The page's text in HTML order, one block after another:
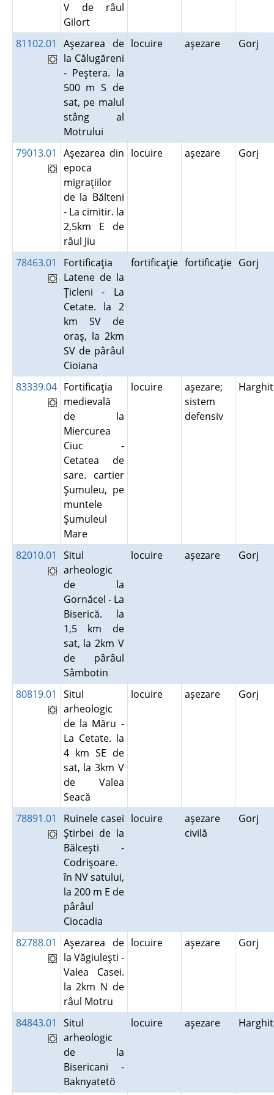
V de râul
Gilort
81102.01
Aşezarea de
la Călugăreni
- Peştera. la
500 m S de
sat, pe malul
stâng al
Motrului
locuire aşezare Gorj
79013.01
Aşezarea din
epoca
migraţiilor
de la Bălteni
- La cimitir. la
2,5km E de
râul Jiu
locuire aşezare Gorj
78463.01
Fortificaţia
Latene de la
Ţicleni - La
Cetate. la 2
km SV de
oraş, la 2km
SV de pârâul
Cioiana
fortificaţie fortificaţie Gorj
83339.04 Fortificaţia
medievală
de la
Miercurea
Ciuc -
Cetatea de
sare. cartier
Şumuleu, pe
muntele
Şumuleul
Mare
locuire
aşezare;
sistem
defensiv
82010.01
Situl
arheologic
de la
Gornăcel - La
Biserică. la
1,5 km de
sat, la 2km V
de pârâul
Sâmbotin
locuire aşezare Gorj
80819.01
Situl
arheologic
de la Măru -
La Cetate. la
4 km SE de
sat, la 3km V
de Valea
Seacă
locuire aşezare Gorj
78891.01
Ruinele casei
Ştirbei de la
Bălceşti -
Codrişoare.
în NV satului,
la 200 m E de
pârâul
Ciocadia
locuire
aşezare
civilă
Gorj
82788.01
Aşezarea de
la Văgiuleşti -
Valea Casei.
la 2km N de
râul Motru
locuire aşezare Gorj
84843.01
Situl
arheologic
de la
Bisericani -
Baknyatetö
locuire aşezare